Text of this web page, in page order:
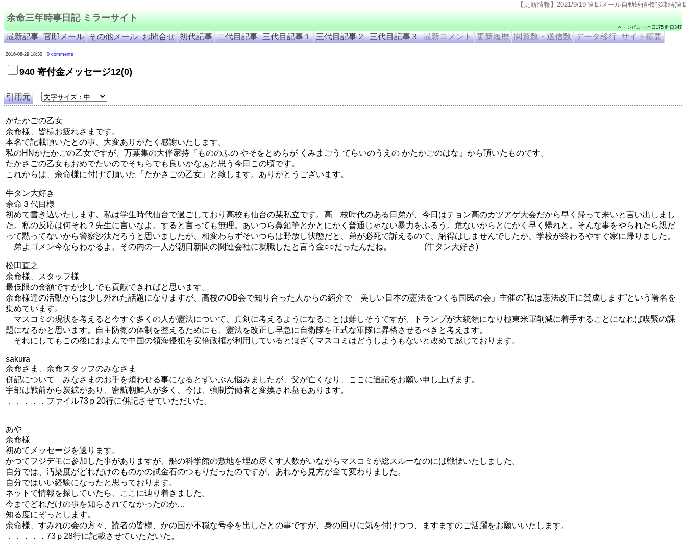
余命三年時事日記 ミラーサイト
ページビュー:本日175 昨日347
最新記事 官邸メール その他メール お問合せ 初代記事 二代目記事 三代目記事１ 三代目記事２ 三代目記事３ 最新コメント 更新履歴 閲覧数・送信数 データ移行 サイト概要
2016-06-29 18:30 0 comments
940 寄付金メッセージ12(0)
引用元
かたかごの乙女
余命様、皆様お疲れさまです。
本名で記載頂いたとの事、大変ありがたく感謝いたします。
私のHNかたかごの乙女ですが、万葉集の大伴家持『もののふの やそをとめらが くみまごう てらいのうえの かたかごのはな』から頂いたものです。
たかさごの乙女もおめでたいのでそちらでも良いかなぁと思う今日この頃です。
これからは、余命様に付けて頂いた『たかさごの乙女』と致します。ありがとうございます。
牛タン大好き
余命３代目様
初めて書き込いたします。私は学生時代仙台で過ごしており高校も仙台の某私立です。高 校時代のある日弟が、今日はテョン高のカツアゲ大会だから早く帰って来いと言い出しまし
た。私の反応は何それ？先生に言いなよ。すると言っても無理。あいつら鼻鉛筆とかとにかく普通じゃない暴力をふるう。危ないからとにかく早く帰れと。そんな事をやられたら親だ
って黙ってないから警察沙汰だろうと思いましたが、相変わらずそいつらは野放し状態だと、弟が必死で訴えるので、納得はしませんでしたが、学校が終わるやすぐ家に帰りました。
弟よゴメン今ならわかるよ。その内の一人が朝日新聞の関連会社に就職したと言う金○○だったんだね。 (牛タン大好き)
松田直之
余命様、スタッフ様
最低限の金額ですが少しでも貢献できればと思います。
余命様達の活動からは少し外れた話題になりますが、高校のOB会で知り合った人からの紹介で「美しい日本の憲法をつくる国民の会」主催の”私は憲法改正に賛成します”という署名を
集めています。
マスコミの現状を考えると今すぐ多くの人が憲法について、真剣に考えるようになることは難しそうですが、トランプが大統領になり極東米軍削減に着手することになれば喫緊の課
題になるかと思います。自主防衛の体制を整えるためにも、憲法を改正し早急に自衛隊を正式な軍隊に昇格させるべきと考えます。
それにしてもこの後におよんで中国の領海侵犯を安倍政権が利用しているとほざくマスコミはどうしようもないと改めて感じております。
sakura
余命さま、余命スタッフのみなさま
併記について みなさまのお手を煩わせる事になるとずいぶん悩みましたが、父が亡くなり、ここに追記をお願い申し上げます。
宇部は戦前から炭鉱があり、密航朝鮮人が多く、今は、強制労働者と変換され墓もあります。
．．．．．ファイル73ｐ20行に併記させていただいた。
あや
余命様
初めてメッセージを送ります。
かつてフジデモに参加した事がありますが、船の科学館の敷地を埋め尽くす人数がいながらマスコミが総スルーなのには戦慄いたしました。
自分では、汚染度がどれだけのものかの試金石のつもりだったのですが、あれから見方が全て変わりました。
自分ではいい経験になったと思っております。
ネットで情報を探していたら、ここに辿り着きました。
今までどれだけの事を知らされてなかったのか…
知る度にぞっとします。
余命様、すみれの会の方々、読者の皆様、かの国が不穏な号令を出したとの事ですが、身の回りに気を付けつつ、ますますのご活躍をお願いいたします。
．．．．．73ｐ28行に記載させていただいた。
【更新情報】2021/9/19 官邸メール自動送信機能凍結(官邸のペ